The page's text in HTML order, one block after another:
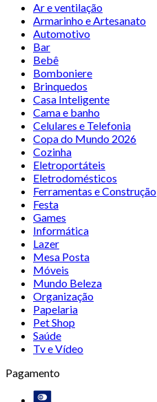
Ar e ventilação
Armarinho e Artesanato
Automotivo
Bar
Bebê
Bomboniere
Brinquedos
Casa Inteligente
Cama e banho
Celulares e Telefonia
Copa do Mundo 2026
Cozinha
Eletroportáteis
Eletrodomésticos
Ferramentas e Construção
Festa
Games
Informática
Lazer
Mesa Posta
Móveis
Mundo Beleza
Organização
Papelaria
Pet Shop
Saúde
Tv e Vídeo
Pagamento